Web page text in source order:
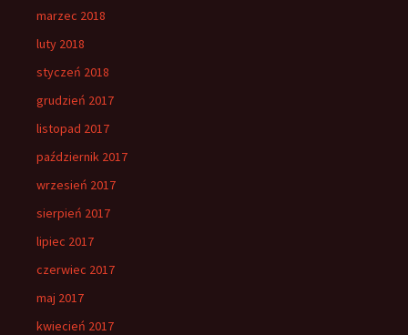
marzec 2018
luty 2018
styczeń 2018
grudzień 2017
listopad 2017
październik 2017
wrzesień 2017
sierpień 2017
lipiec 2017
czerwiec 2017
maj 2017
kwiecień 2017